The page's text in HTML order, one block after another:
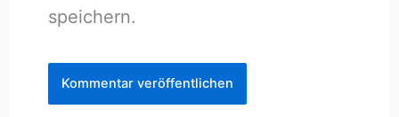
speichern.